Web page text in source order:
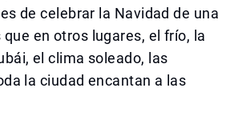
de celebrar la Navidad de una
en otros lugares, el frío, la
el clima soleado, las
la ciudad encantan a las